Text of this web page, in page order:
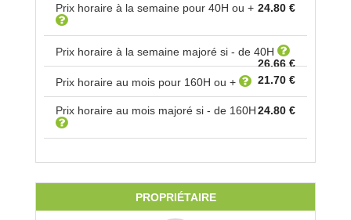
Prix horaire à la semaine pour 40H ou + 24.80 €
Prix horaire à la semaine majoré si - de 40H
26.66 €
Prix horaire au mois pour 160H ou + 21.70 €
Prix horaire au mois majoré si - de 160H24.80 €
PROPRIÉTAIRE